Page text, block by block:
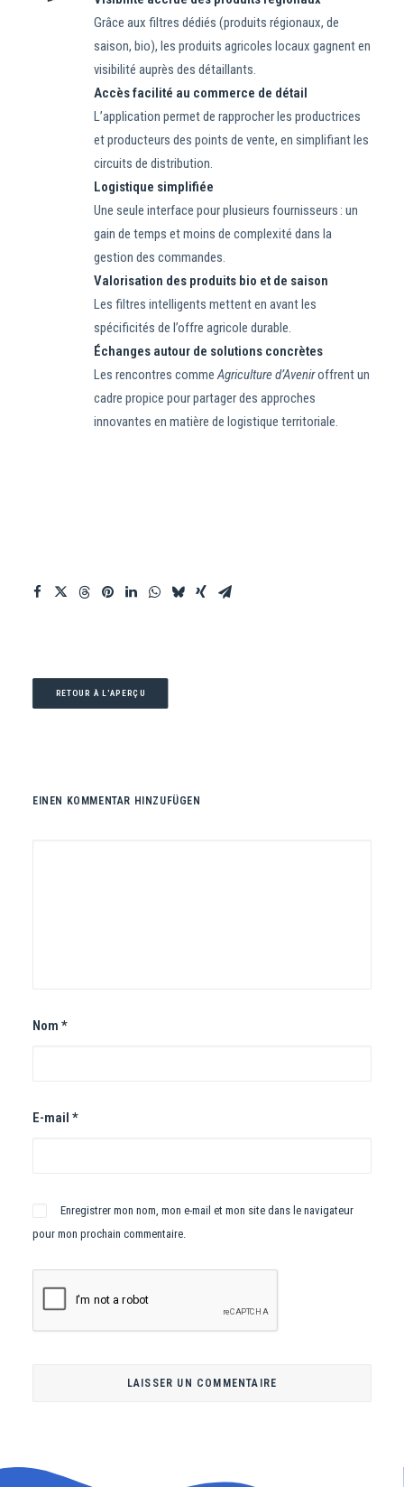
Grâce aux filtres dédiés (produits régionaux, de
saison, bio), les produits agricoles locaux gagnent en
visibilité auprès des détaillants.
Accès facilité au commerce de détail
L’application permet de rapprocher les productrices
et producteurs des points de vente, en simplifiant les
circuits de distribution.
Logistique simplifiée
Une seule interface pour plusieurs fournisseurs : un
gain de temps et moins de complexité dans la
gestion des commandes.
Valorisation des produits bio et de saison
Les filtres intelligents mettent en avant les
spécificités de l’offre agricole durable.
Échanges autour de solutions concrètes
Les rencontres commeAgriculture d’Aveniroffrent un
cadre propice pour partager des approches
innovantes en matière de logistique territoriale.
RETOUR À L'APERÇU
EINEN KOMMENTAR HINZUFÜGEN
Nom *
E-mail *
Enregistrer mon nom, mon e-mail et mon site dans le navigateur
pour mon prochain commentaire.